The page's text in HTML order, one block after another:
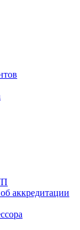
аккредитации